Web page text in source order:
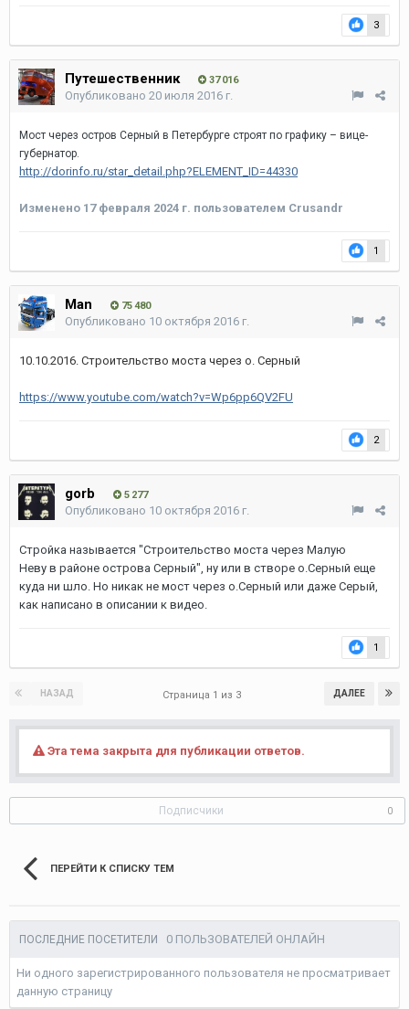
3
Путешественник 37 016
Опубликовано 20 июля 2016 г.
Мост через остров Серный в Петербурге строят по графику – вице-
губернатор.
http://dorinfo.ru/star_detail.php?ELEMENT_ID=44330
Изменено 17 февраля 2024 г. пользователем Crusandr
1
Man 75 480
Опубликовано 10 октября 2016 г.
10.10.2016. Строительство моста через о. Серный
https://www.youtube.com/watch?v=Wp6pp6QV2FU
2
gorb 5 277
Опубликовано 10 октября 2016 г.
Стройка называется "Строительство моста через Малую
Неву в районе острова Серный", ну или в створе о.Серный еще
куда ни шло. Но никак не мост через о.Серный или даже Серый,
как написано в описании к видео.
1
НАЗАД ДАЛЕЕ
Страница 1 из 3
Эта тема закрыта для публикации ответов.
Подписчики 0
ПЕРЕЙТИ К СПИСКУ ТЕМ
ПОСЛЕДНИЕ ПОСЕТИТЕЛИ 0 ПОЛЬЗОВАТЕЛЕЙ ОНЛАЙН
Ни одного зарегистрированного пользователя не просматривает
данную страницу